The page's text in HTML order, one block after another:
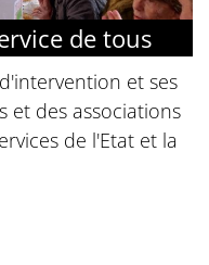
de tous
et ses
et des associations
de l'Etat et la